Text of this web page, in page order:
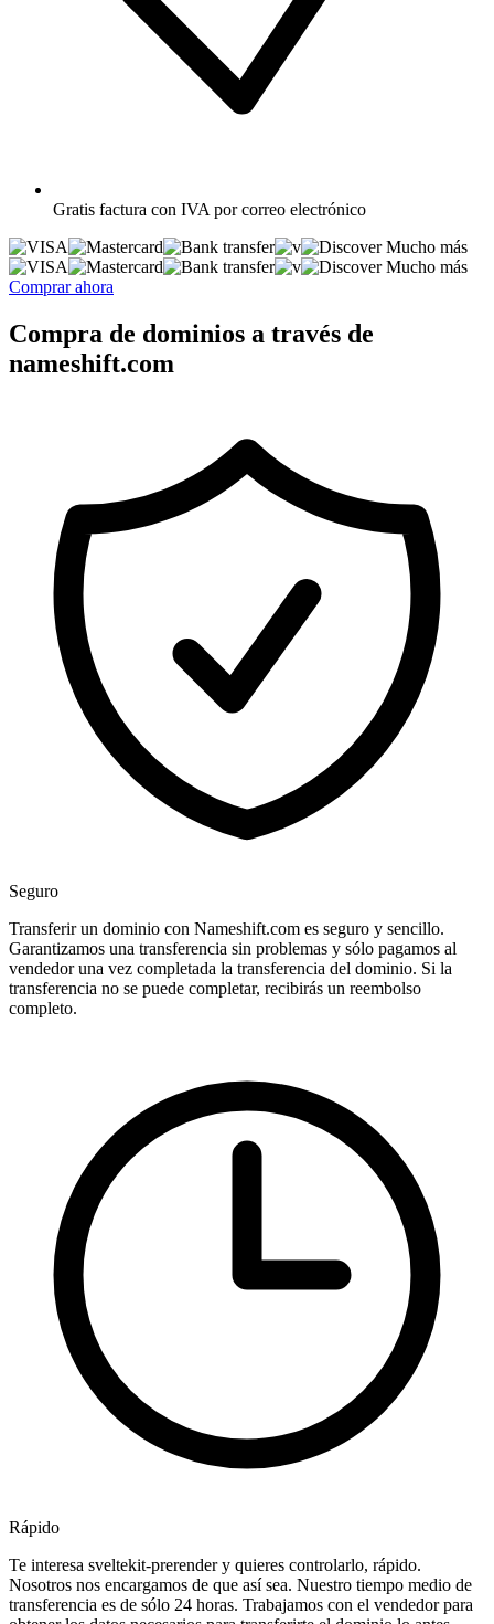
Gratis factura con IVA por correo electrónico
Mucho más
Mucho más
Comprar ahora
Compra de dominios a través de
nameshift.com
Seguro
Transferir un dominio con Nameshift.com es seguro y sencillo.
Garantizamos una transferencia sin problemas y sólo pagamos al
vendedor una vez completada la transferencia del dominio. Si la
transferencia no se puede completar, recibirás un reembolso
completo.
Rápido
Te interesa sveltekit-prerender y quieres controlarlo, rápido.
Nosotros nos encargamos de que así sea. Nuestro tiempo medio de
transferencia es de sólo 24 horas. Trabajamos con el vendedor para